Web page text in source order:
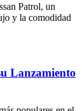
Patrol, un
y la comodidad
Lanzamiento